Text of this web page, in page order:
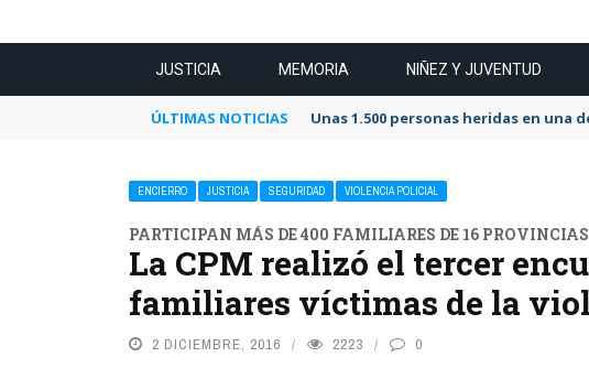
JUSTICIA MEMORIA NIÑEZ Y JUVENTUD
ÚLTIMAS NOTICIAS Unas 1.500 personas heridas en una
ENCIERRO JUSTICIA SEGURIDAD VIOLENCIA POLICIAL
PARTICIPAN MÁS DE 400 FAMILIARES DE 16
La CPM realizó el tercer
familiares víctimas de la
2 DICIEMBRE, 2016 2223 0